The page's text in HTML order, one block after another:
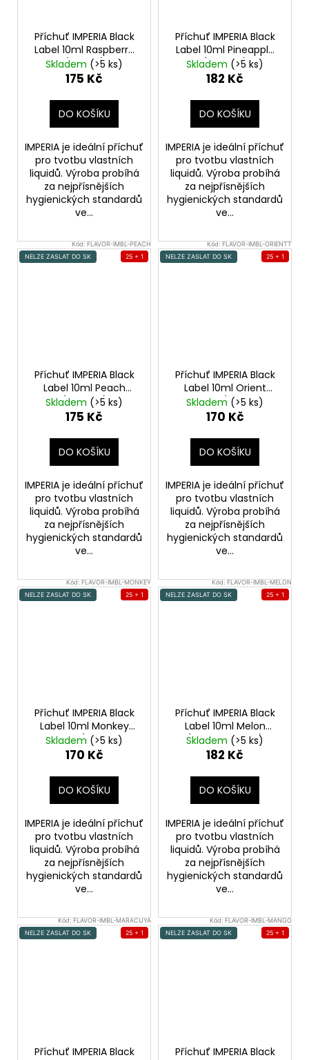
Příchuť IMPERIA Black
Label 10ml Raspberry
(Malina)
Skladem (>5 ks)
175 Kč
DO KOŠÍKU
IMPERIA je ideální příchuť
pro tvotbu vlastních
liquidů. Výroba probíhá
za nejpřísnějších
hygienických standardů
ve...
Příchuť IMPERIA Black
Label 10ml Pineapple
(Ananas)
Skladem (>5 ks)
182 Kč
DO KOŠÍKU
IMPERIA je ideální příchuť
pro tvotbu vlastních
liquidů. Výroba probíhá
za nejpřísnějších
hygienických standardů
ve...
Kód:FLAVOR-IMBL-PEACH
NELZE ZASLAT DO SK
25 + 1
Příchuť IMPERIA Black
Label 10ml Peach
(Broskev)
Skladem (>5 ks)
175 Kč
DO KOŠÍKU
IMPERIA je ideální příchuť
pro tvotbu vlastních
liquidů. Výroba probíhá
za nejpřísnějších
hygienických standardů
ve...
Kód:FLAVOR-IMBL-ORIENTT
NELZE ZASLAT DO SK
25 + 1
Příchuť IMPERIA Black
Label 10ml Orient
Tobacco (Orientální
tabák)
Skladem (>5 ks)
170 Kč
DO KOŠÍKU
IMPERIA je ideální příchuť
pro tvotbu vlastních
liquidů. Výroba probíhá
za nejpřísnějších
hygienických standardů
ve...
Kód:FLAVOR-IMBL-MONKEY
NELZE ZASLAT DO SK
25 + 1
Příchuť IMPERIA Black
Label 10ml Monkey
Business (Orientální
tabák)
Skladem (>5 ks)
170 Kč
DO KOŠÍKU
IMPERIA je ideální příchuť
pro tvotbu vlastních
liquidů. Výroba probíhá
za nejpřísnějších
hygienických standardů
ve...
Kód:FLAVOR-IMBL-MELON
NELZE ZASLAT DO SK
25 + 1
Příchuť IMPERIA Black
Label 10ml Melon
(Vodní meloun)
Skladem (>5 ks)
182 Kč
DO KOŠÍKU
IMPERIA je ideální příchuť
pro tvotbu vlastních
liquidů. Výroba probíhá
za nejpřísnějších
hygienických standardů
ve...
Kód: FLAVOR-IMBL-MARACUYA
NELZE ZASLAT DO SK
25 + 1
Příchuť IMPERIA Black
Kód: FLAVOR-IMBL-MANGO
NELZE ZASLAT DO SK
25 + 1
Příchuť IMPERIA Black